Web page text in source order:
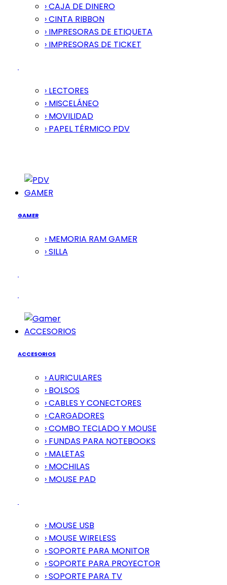
› CAJA DE DINERO
› CINTA RIBBON
› IMPRESORAS DE ETIQUETA
› IMPRESORAS DE TICKET
› LECTORES
› MISCELÁNEO
› MOVILIDAD
› PAPEL TÉRMICO PDV
GAMER
GAMER
› MEMORIA RAM GAMER
› SILLA
ACCESORIOS
ACCESORIOS
› AURICULARES
› BOLSOS
› CABLES Y CONECTORES
› CARGADORES
› COMBO TECLADO Y MOUSE
› FUNDAS PARA NOTEBOOKS
› MALETAS
› MOCHILAS
› MOUSE PAD
› MOUSE USB
› MOUSE WIRELESS
› SOPORTE PARA MONITOR
› SOPORTE PARA PROYECTOR
› SOPORTE PARA TV